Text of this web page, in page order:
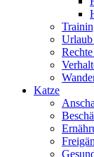
Katze